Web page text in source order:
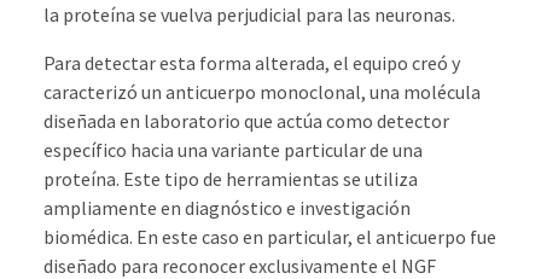
la proteína se vuelva perjudicial para las neuronas.
Para detectar esta forma alterada, el equipo creó y
caracterizó un anticuerpo monoclonal, una molécula
diseñada en laboratorio que actúa como detector
específico hacia una variante particular de una
proteína. Este tipo de herramientas se utiliza
ampliamente en diagnóstico e investigación
biomédica. En este caso en particular, el anticuerpo fue
diseñado para reconocer exclusivamente el NGF